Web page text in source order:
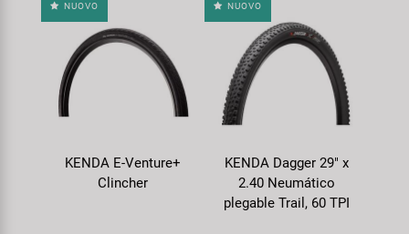
NUOVO
KENDA E-Venture+
Clincher
NUOVO
KENDA Dagger 29" x
2.40 Neumático
plegable Trail, 60 TPI